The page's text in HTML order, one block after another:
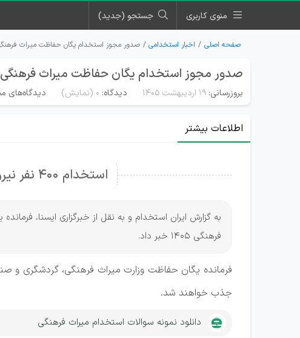
منوی کاربری جستجو (جدید)
صفحه اصلی اخبار استخدامی صدور مجوز استخدام یگان حفاظت میراث فرهنگی
صدور مجوز استخدام یگان حفاظت میراث فرهنگی در
بروزرسانی: ۱۹ اردیبهشت ۱۴۰۵ دیدگاه: 0 (نمایش) دیدگاه‌های
اطلاعات بیشتر
استخدام 400 نفر نیرو در یگان حفاظ
به گزارش ایران استخدام و به نقل از خبرگزاری ایسنا،
فرهنگی 1405 خبر داد.
فرمانده یگان حفاظت وزارت میراث فرهنگی، گردشگری و
جذب خواهند شد.
دانلود نمونه سوالات استخدام میراث فرهنگی